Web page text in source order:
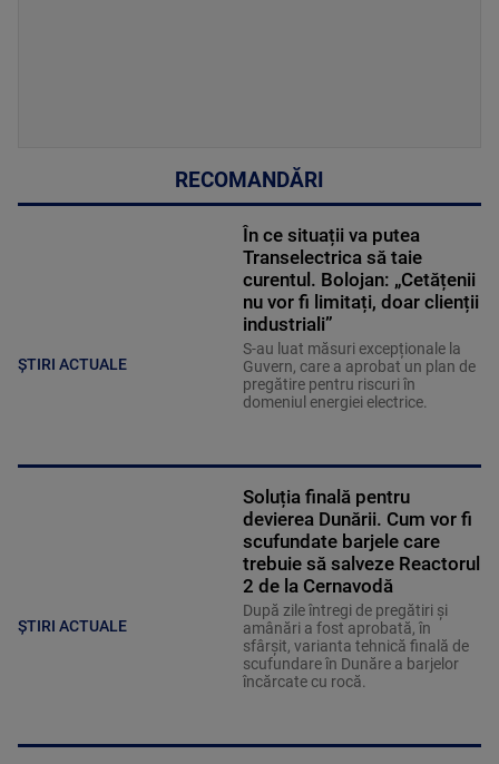
RECOMANDĂRI
ȘTIRI ACTUALE
În ce situații va putea
Transelectrica să taie
curentul. Bolojan: „Cetățenii
nu vor fi limitați, doar clienții
industriali”
S-au luat măsuri excepționale la
Guvern, care a aprobat un plan de
pregătire pentru riscuri în
domeniul energiei electrice.
ȘTIRI ACTUALE
Soluția finală pentru
devierea Dunării. Cum vor fi
scufundate barjele care
trebuie să salveze Reactorul
2 de la Cernavodă
După zile întregi de pregătiri și
amânări a fost aprobată, în
sfârșit, varianta tehnică finală de
scufundare în Dunăre a barjelor
încărcate cu rocă.